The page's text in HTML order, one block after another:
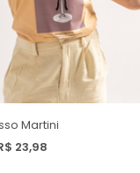
Martini
23,98